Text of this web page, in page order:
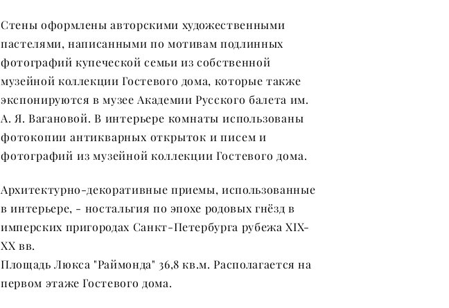
Стены оформлены авторскими художественными
пастелями, написанными по мотивам подлинных
фотографий купеческой семьи из собственной
музейной коллекции Гостевого дома, которые также
экспонируются в музее Академии Русского балета им.
А. Я. Вагановой.В интерьере комнаты использованы
фотокопии антикварных открыток и писем и
фотографий из музейной коллекции Гостевого дома.
Архитектурно-декоративные приемы, использованные
в интерьере, - ностальгия по эпохе родовых гнёзд в
имперских пригородах Санкт-Петербурга рубежа XIX-
XX вв.
Площадь Люкса "Раймонда" 36,8 кв.м.Располагается на
первом этаже Гостевого дома.